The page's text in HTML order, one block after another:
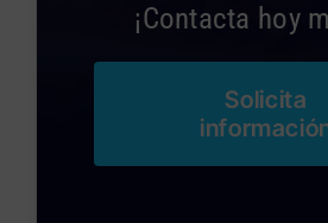
¡Contacta hoy
Solicita